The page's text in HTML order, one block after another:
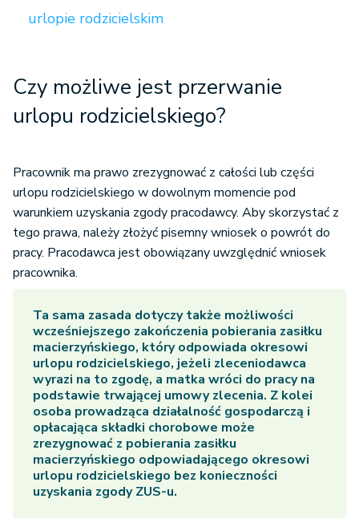
urlopie rodzicielskim
Czy możliwe jest przerwanie
urlopu rodzicielskiego?
Pracownik ma prawo zrezygnować z całości lub części
urlopu rodzicielskiego w dowolnym momencie pod
warunkiem uzyskania zgody pracodawcy. Aby skorzystać z
tego prawa, należy złożyć pisemny wniosek o powrót do
pracy. Pracodawca jest obowiązany uwzględnić wniosek
pracownika.
Ta sama zasada dotyczy także możliwości
wcześniejszego zakończenia pobierania zasiłku
macierzyńskiego, który odpowiada okresowi
urlopu rodzicielskiego, jeżeli zleceniodawca
wyrazi na to zgodę, a matka wróci do pracy na
podstawie trwającej umowy zlecenia. Z kolei
osoba prowadząca działalność gospodarczą i
opłacająca składki chorobowe może
zrezygnować z pobierania zasiłku
macierzyńskiego odpowiadającego okresowi
urlopu rodzicielskiego bez konieczności
uzyskania zgody ZUS-u.